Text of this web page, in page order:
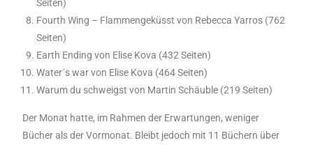
Seiten)
Fourth Wing – Flammengeküsst von Rebecca Yarros (762
Seiten)
Earth Ending von Elise Kova (432 Seiten)
Water´s war von Elise Kova (464 Seiten)
Warum du schweigst von Martin Schäuble (219 Seiten)
Der Monat hatte, im Rahmen der Erwartungen, weniger
Bücher als der Vormonat. Bleibt jedoch mit 11 Büchern über